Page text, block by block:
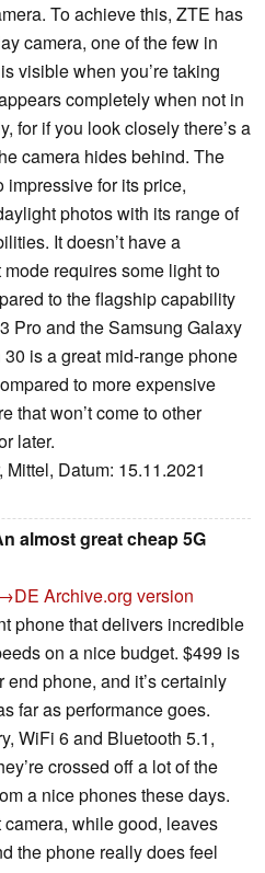
To achieve this, ZTE has
camera, one of the few in
visible when you’re taking
completely when not in
for if you look closely there’s a
camera hides behind. The
impressive for its price,
photos with its range of
It doesn’t have a
requires some light to
to the flagship capability
Pro and the Samsung Galaxy
is a great mid-range phone
to more expensive
that won’t come to other
later.
Datum: 15.11.2021
almost great cheap 5G
Archive.org version
phone that delivers incredible
on a nice budget. $499 is
phone, and it’s certainly
far as performance goes.
WiFi 6 and Bluetooth 5.1,
crossed off a lot of the
a nice phones these days.
camera, while good, leaves
the phone really does feel